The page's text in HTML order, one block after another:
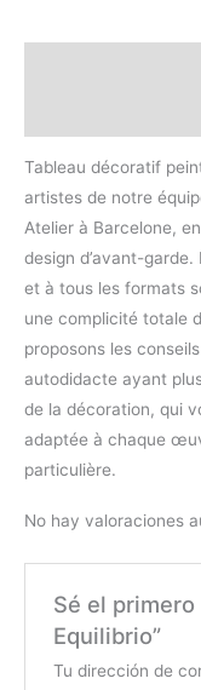
Tableau décoratif
artistes de notre
Atelier à Barcelone,
design d’avant-
et à tous les formats
une complicité totale
proposons les
autodidacte ayant
de la décoration, qui
adaptée à chaque
particulière.
No hay valoraciones
Sé el primero
Equilibrio”
Tu dirección de